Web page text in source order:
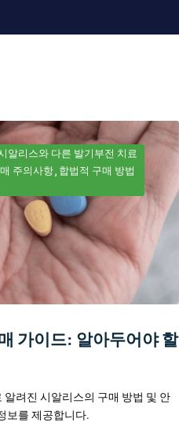
알리스와 다른 발기부전 치료
주의사항 합법적 구매 방법
가이드: 알아두어야 할
알려진 시알리스의 구매 방법 및 안
보를 제공합니다.